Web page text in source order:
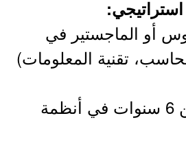
أو الماجستير في
تقنية المعلومات)
- خبرة لا تقل عن 6 سنوات في أنظمة